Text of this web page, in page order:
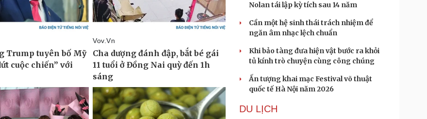
Nolan tái lập kỳ tích sau 14 năm
Cần một hệ sinh thái trách nhiệm để
ngăn âm nhạc lệch chuẩn
Khi bảo tàng đưa hiện vật bước ra khỏi
tủ kính trò chuyện cùng công chúng
Ấn tượng khai mạc Festival võ thuật
quốc tế Hà Nội năm 2026
DU LỊCH